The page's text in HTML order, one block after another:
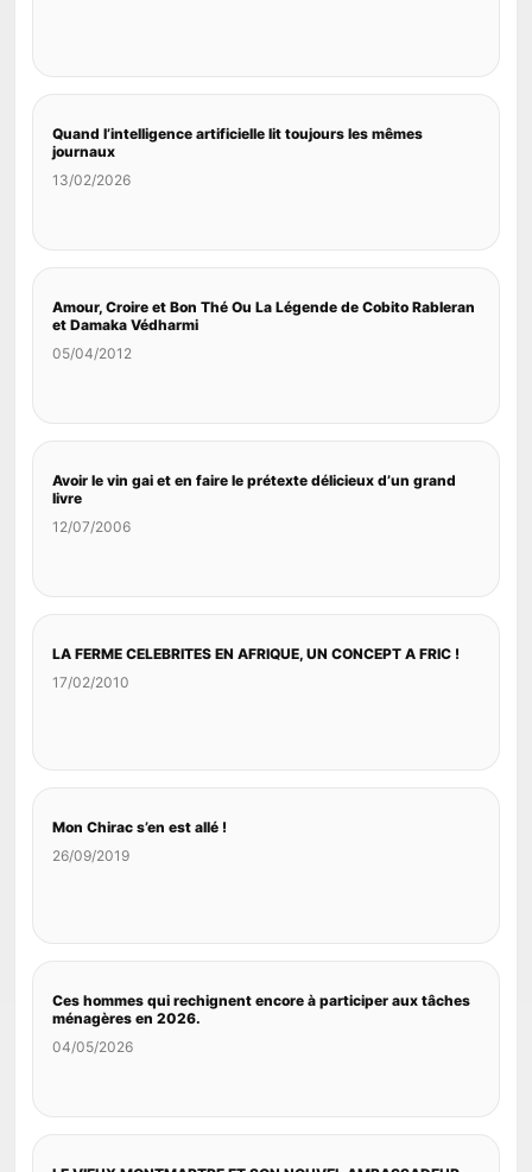
Quand l’intelligence artificielle lit toujours les mêmes
journaux
13/02/2026
Amour, Croire et Bon Thé Ou La Légende de Cobito Rableran
et Damaka Védharmi
05/04/2012
Avoir le vin gai et en faire le prétexte délicieux d’un grand
livre
12/07/2006
LA FERME CELEBRITES EN AFRIQUE, UN CONCEPT A FRIC !
17/02/2010
Mon Chirac s’en est allé !
26/09/2019
Ces hommes qui rechignent encore à participer aux tâches
ménagères en 2026.
04/05/2026